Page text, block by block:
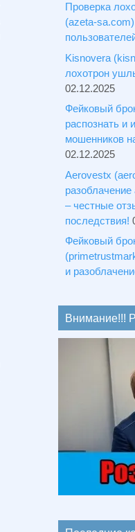
Проверка
(azeta-
Kisnovera
лохотрон
02.12.2025
Фейковый
распознать и
мошенников
02.12.2025
Aerovestx
– честные
последствия!
Фейковый
и
Внимание!!!